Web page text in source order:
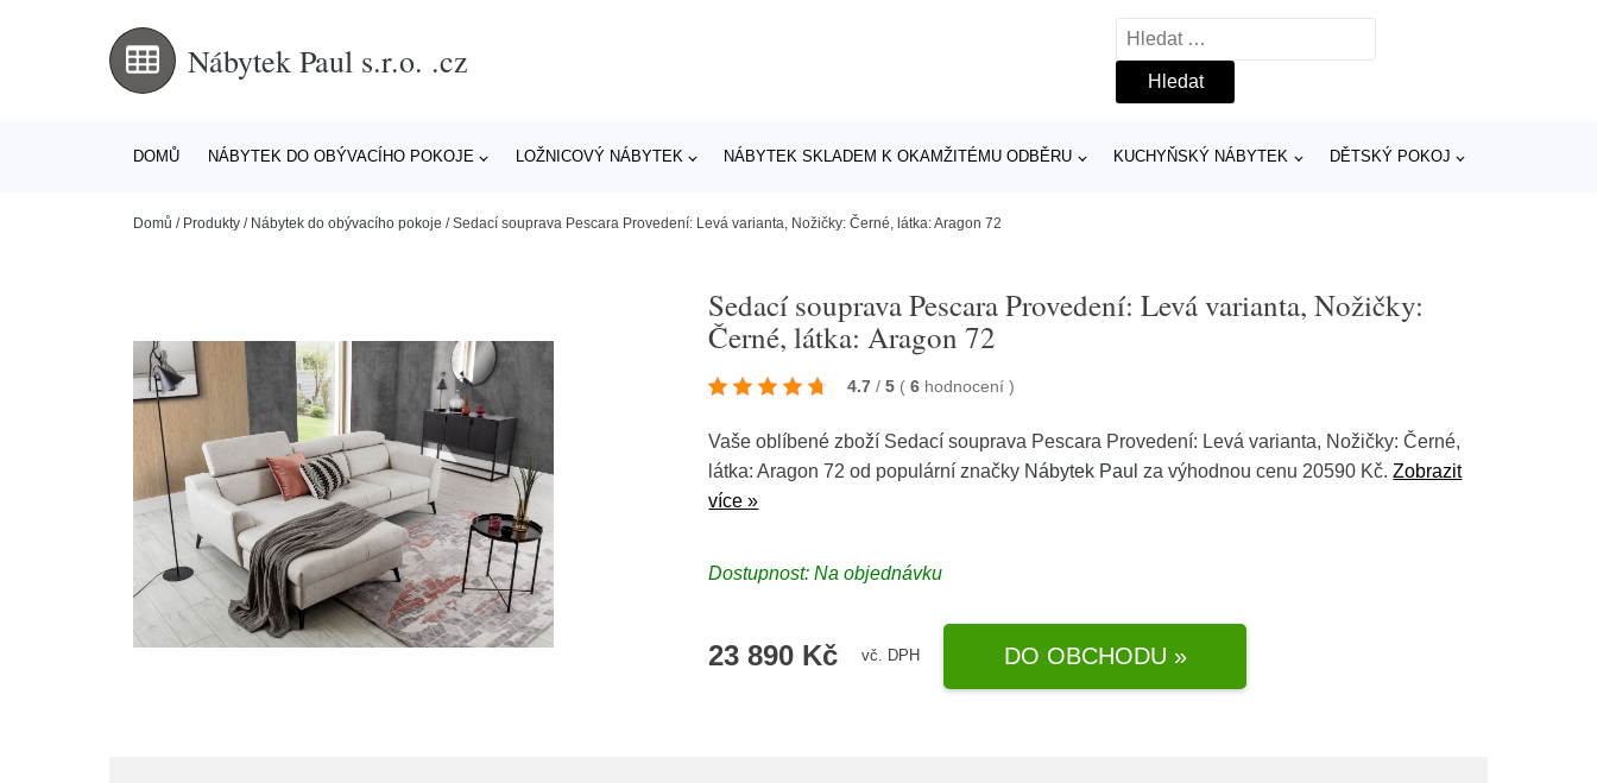
Nábytek Paul s.r.o. .cz
Vyhledávání
DOMŮ NÁBYTEK DO OBÝVACÍHO POKOJE LOŽNICOVÝ NÁBYTEK NÁBYTEK SKLADEM K OKAMŽITÉMU ODBĚRU KUCHYŇSKÝ NÁBYTEK DĚTSKÝ POKOJ
Domů / Produkty / Nábytek do obývacího pokoje /Sedací souprava Pescara Provedení: Levá varianta, Nožičky: Černé, látka: Aragon 72
Sedací souprava Pescara Provedení: Levá varianta, Nožičky:
Černé, látka: Aragon 72
4.7 / 5 ( 6 hodnocení)
Vaše oblíbené zboží Sedací souprava Pescara Provedení: Levá varianta, Nožičky: Černé,
látka: Aragon 72 od populární značky Nábytek Paul za výhodnou cenu 20590 Kč.Zobrazit
více »
Dostupnost: Na objednávku
23 890 Kč vč. DPH DO OBCHODU »